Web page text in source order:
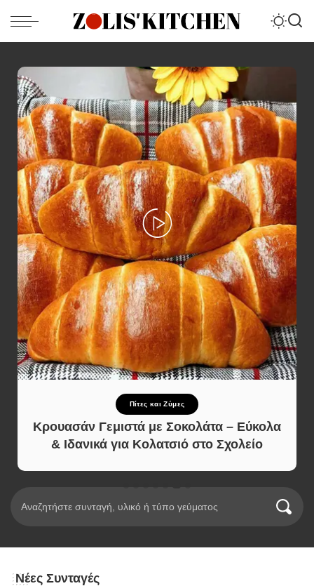
Πίτες και Ζύμες
Κρουασάν Γεμιστά με Σοκολάτα – Εύκολα
& Ιδανικά για Κολατσιό στο Σχολείο
Νέες Συνταγές